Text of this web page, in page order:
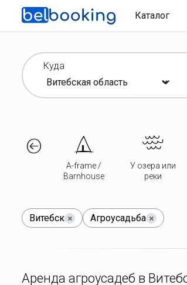
Каталог
Куда
A-frame /
Barnhouse
У озера или
реки
Витебск Агроусадьба
Аренда агроусадеб в